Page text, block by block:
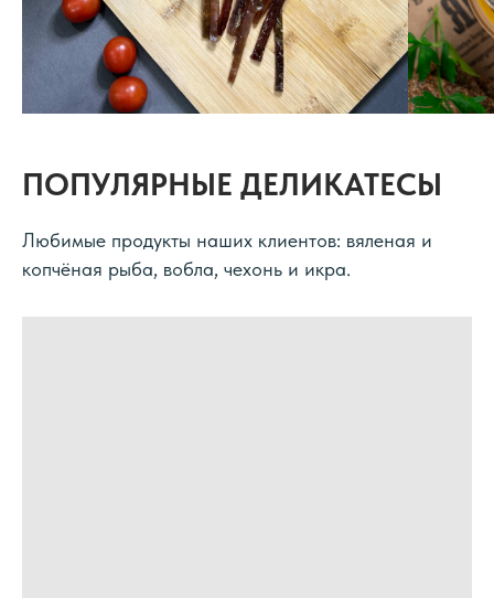
ПОПУЛЯРНЫЕ ДЕЛИКАТЕСЫ
Любимые продукты наших клиентов: вяленая и
копчёная рыба, вобла, чехонь и икра.